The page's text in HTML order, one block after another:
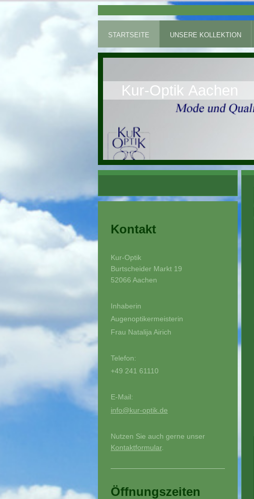
STARTSEITE UNSERE KOLLEKTION
Kur-Optik Aachen
Kontakt
Kur-Optik
Burtscheider Markt 19
52066 Aachen
Inhaberin
Augenoptikermeisterin
Frau Natalija Airich
Telefon:
+49 241 61110
E-Mail:
info@kur-optik.de
Nutzen Sie auch gerne unser
Kontaktformular.
Öffnungszeiten